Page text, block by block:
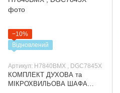
−10%
Відновлений
Артикул: Н7840ВМХ , DGC7845X
КОМПЛЕКТ ДУХОВА та
МІКРОХВИЛЬОВА ШАФА